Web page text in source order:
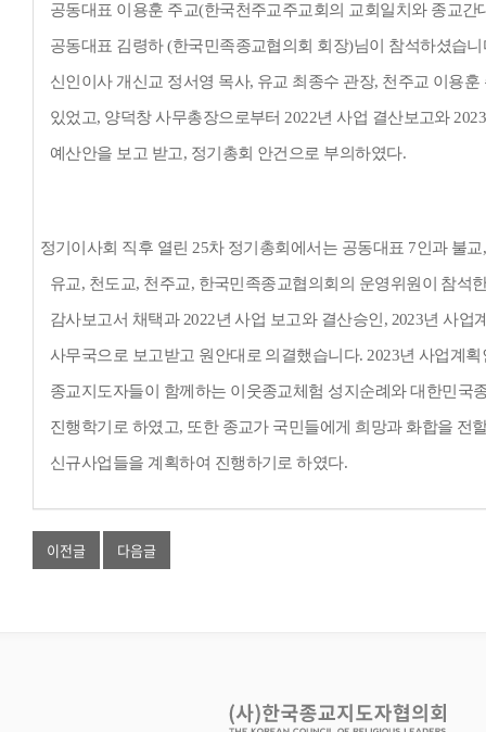
공동대표 이용훈 주교(한국천주교주교회의 교회일치와 종교간
공동대표 김령하(한국민족종교협의회 회장)님이 참석하셨습니
신인이사 개신교 정서영 목사, 유교 최종수 관장, 천주교 이용훈
있었고, 양덕창 사무총장으로부터 2022년 사업 결산보고와
예산안을 보고 받고, 정기총회 안건으로 부의하였다.
정기이사회 직후 열린 25차 정기총회에서는 공동대표 7인과 불교
유교, 천도교, 천주교, 한국민족종교협의회의 운영위원이 참석
감사보고서 채택과 2022년 사업 보고와 결산승인 , 2023년 사업
사무국으로 보고받고 원안대로 의결했습니다. 2023년 사업계
종교지도자들이 함께하는 이웃종교체험 성지순례와 대한민국
진행학기로 하였고, 또한 종교가 국민들에게 희망과 화합을 전
신규사업들을 계획하여 진행하기로 하였다.
이전글 다음글